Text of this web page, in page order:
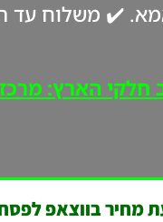
חלקי הארץ:
מחיר בווצאפ